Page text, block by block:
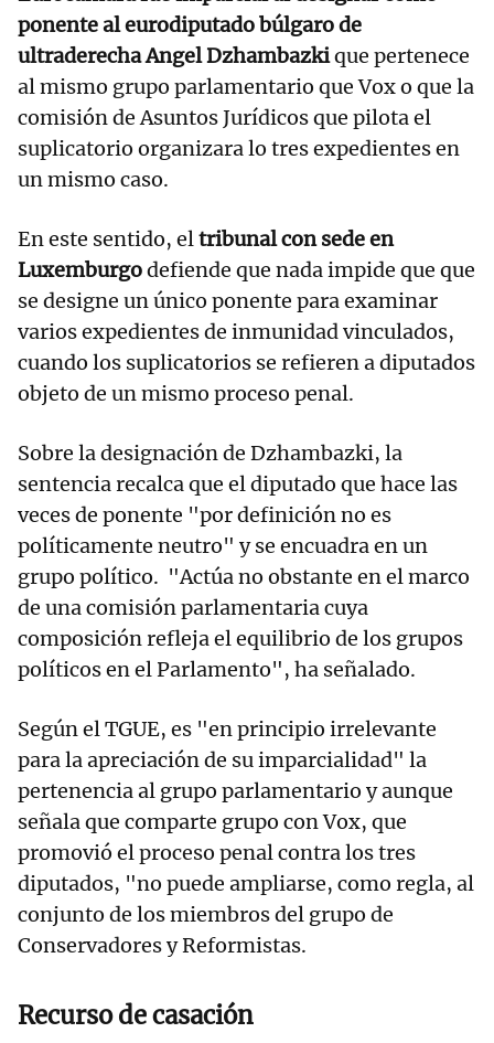
ponente al eurodiputado búlgaro de
ultraderecha Angel Dzhambazkique pertenece
al mismo grupo parlamentario que Vox o que la
comisión de Asuntos Jurídicos que pilota el
suplicatorio organizara lo tres expedientes en
un mismo caso.
En este sentido, eltribunal con sede en
Luxemburgodefiende que nada impide que que
se designe un único ponente para examinar
varios expedientes de inmunidad vinculados,
cuando los suplicatorios se refieren a diputados
objeto de un mismo proceso penal.
Sobre la designación de Dzhambazki, la
sentencia recalca que el diputado que hace las
veces de ponente "por definición no es
políticamente neutro" y se encuadra en un
grupo político. "Actúa no obstante en el marco
de una comisión parlamentaria cuya
composición refleja el equilibrio de los grupos
políticos en el Parlamento", ha señalado.
Según el TGUE, es "en principio irrelevante
para la apreciación de su imparcialidad" la
pertenencia al grupo parlamentario y aunque
señala que comparte grupo con Vox, que
promovió el proceso penal contra los tres
diputados, "no puede ampliarse, como regla, al
conjunto de los miembros del grupo de
Conservadores y Reformistas.
Recurso de casación